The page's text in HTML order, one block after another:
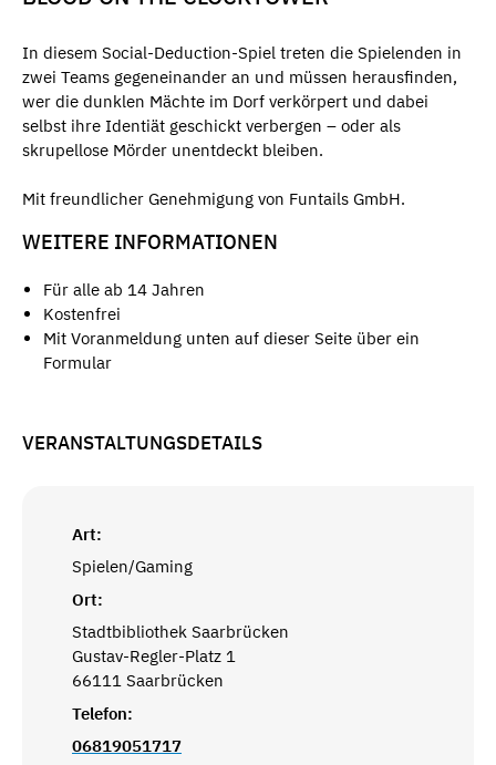
In diesem Social-Deduction-Spiel treten die Spielenden in
zwei Teams gegeneinander an und müssen herausfinden,
wer die dunklen Mächte im Dorf verkörpert und dabei
selbst ihre Identiät geschickt verbergen – oder als
skrupellose Mörder unentdeckt bleiben.
Mit freundlicher Genehmigung von Funtails GmbH.
WEITERE INFORMATIONEN
Für alle ab 14 Jahren
Kostenfrei
Mit Voranmeldung unten auf dieser Seite über ein
Formular
VERANSTALTUNGSDETAILS
Art:
Spielen/Gaming
Ort:
Stadtbibliothek Saarbrücken
Gustav-Regler-Platz 1
66111 Saarbrücken
Telefon:
06819051717